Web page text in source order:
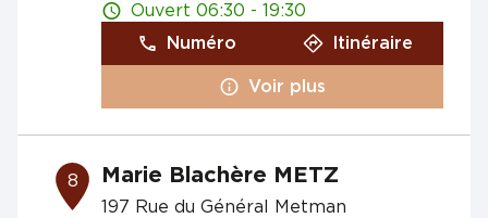
Ouvert 06:30 - 19:30
Numéro
Itinéraire
Voir plus
8 Marie Blachère METZ
197 Rue du Général Metman